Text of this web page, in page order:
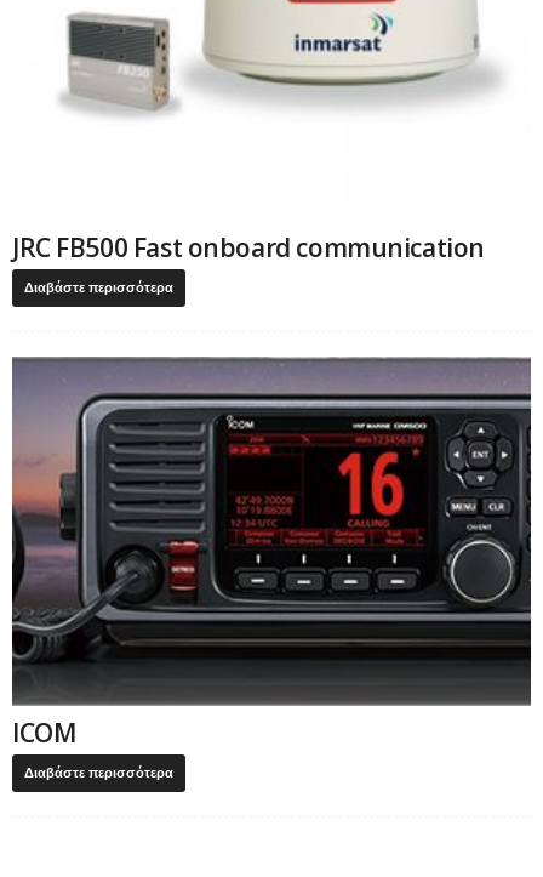
JRC FB500 Fast onboard communication
Διαβάστε περισσότερα
ICOM
Διαβάστε περισσότερα